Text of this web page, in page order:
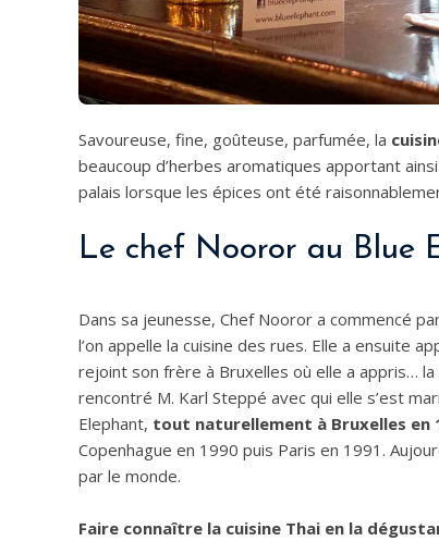
Savoureuse, fine, goûteuse, parfumée, la
beaucoup d’herbes aromatiques apportant
palais lorsque les épices ont été
Le chef Nooror au Blue
Dans sa jeunesse, Chef Nooror a commencé
l’on appelle la cuisine des rues. Elle a ensuite
rejoint son frère à Bruxelles où elle a appris…
rencontré M. Karl Steppé avec qui elle s’est
Elephant, tout naturellement à Bruxelles en
Copenhague en 1990 puis Paris en 1991.
par le monde.
Faire connaître la cuisine Thai en la